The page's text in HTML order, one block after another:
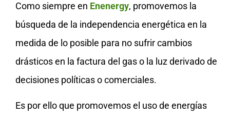
Como siempre en Enenergy, promovemos la
búsqueda de la independencia energética en la
medida de lo posible para no sufrir cambios
drásticos en la factura del gas o la luz derivado de
decisiones políticas o comerciales.
Es por ello que promovemos el uso de energías